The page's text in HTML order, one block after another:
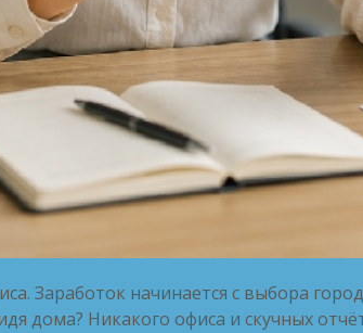
Заработок начинается с выбора
дома? Никакого офиса и скучных